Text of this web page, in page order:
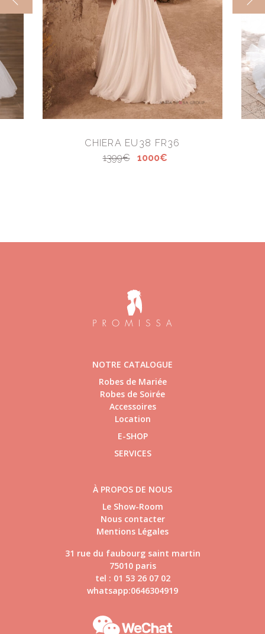
CHIERA EU38 FR36
1399€
1000€
NOTRE CATALOGUE
Robes de Mariée
Robes de Soirée
Accessoires
Location
E-SHOP
SERVICES
À PROPOS DE NOUS
Le Show-Room
Nous contacter
Mentions Légales
31 rue du faubourg saint martin
75010 paris
tel : 01 53 26 07 02
whatsapp:0646304919